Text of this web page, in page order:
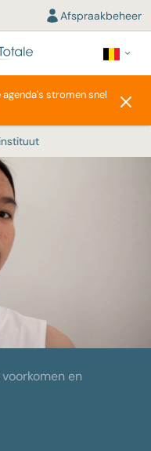
Afspraakbeheer
stromen snel
en